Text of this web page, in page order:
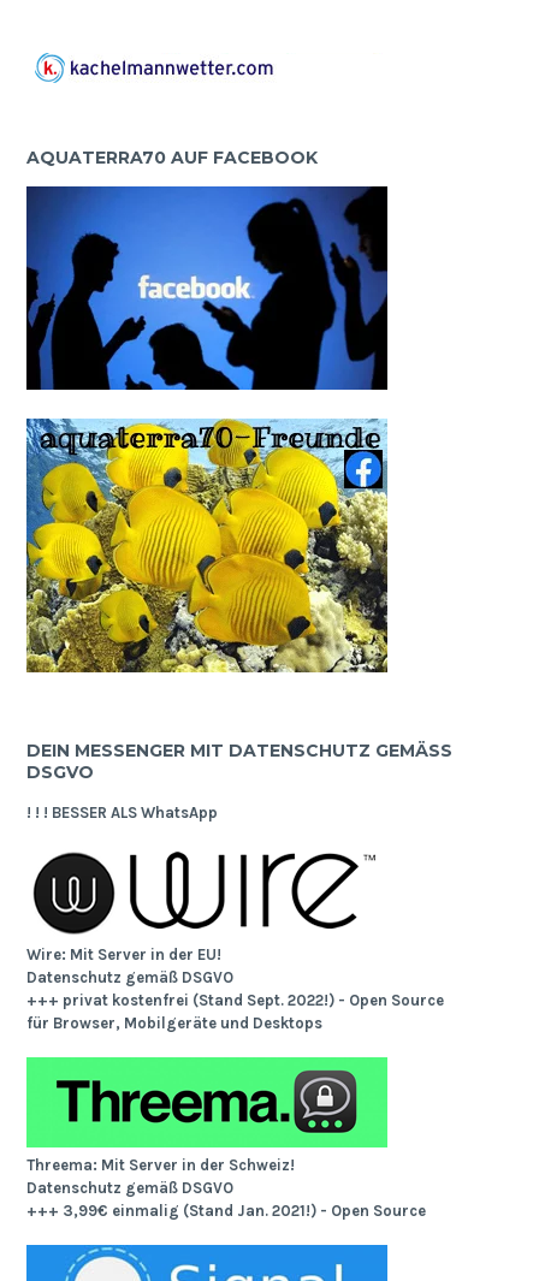
AQUATERRA70 AUF FACEBOOK
DEIN MESSENGER MIT DATENSCHUTZ GEMÄSS D
SGVO
! ! ! BESSER ALS WhatsApp
Wire: Mit Server in der EU!
Datenschutz gemäß DSGVO
+++ privat kostenfrei (Stand Sept. 2022!) - Open Source
für Browser, Mobilgeräte und Desktops
Threema: Mit Server in der Schweiz!
Datenschutz gemäß DSGVO
+++ 3,99€ einmalig (Stand Jan. 2021!) - Open Source